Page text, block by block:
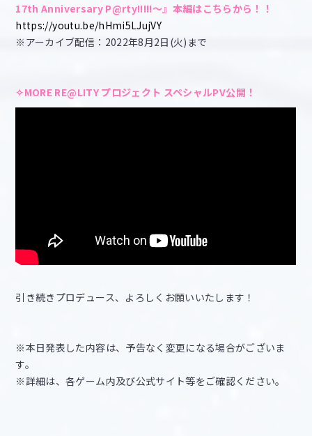
17th Anniversary P@rty!!!!!～』本編はこちらから！！
https://youtu.be/hHmi5LJujVY
※アーカイブ配信：2022年8月2日(火)まで
✧MORE RE@LITY プロジェクト スペシャルPV公開！
引き続きプロデュース、よろしくお願いいたします！
※本日発表した内容は、予告なく変更になる場合がございま
す。
※詳細は、各ゲーム内及び公式サイト等をご確認ください。